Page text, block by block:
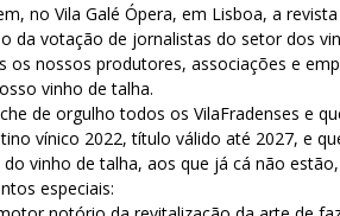
no Vila Galé Ópera, em Lisboa, a
da votação de jornalistas do setor dos
os nossos produtores, associações e
vinho de talha.
de orgulho todos os VilaFradenses e
vínico 2022, título válido até 2027, e
vinho de talha, aos que já cá não
especiais: